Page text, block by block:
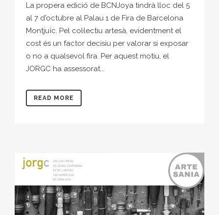
La propera edició de BCNJoya tindrà lloc del 5
al 7 d'octubre al Palau 1 de Fira de Barcelona
Montjuïc. Pel col·lectiu artesà, evidentment el
cost és un factor decisiu per valorar si exposar
o no a qualsevol fira. Per aquest motiu, el
JORGC ha assessorat...
READ MORE